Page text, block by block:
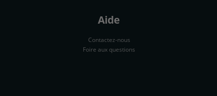
Aide
Contactez-nous
Foire aux questions